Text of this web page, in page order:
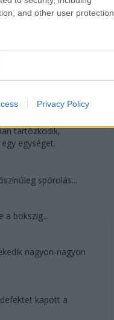
and other user protection.
Privacy Policy
egység most
szemben. A
az egyetlen privát GT.
tartózkodik,
egységet.
spórolás...
a bokszig...
nagyon-nagyon
kapott a